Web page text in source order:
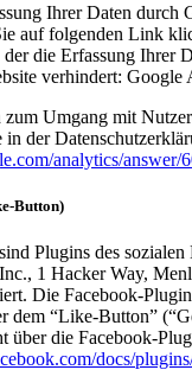
Ihrer Daten durch
auf folgenden Link
die Erfassung Ihrer
verhindert: Google
Umgang mit
der
analytics/answer/
Button)
Plugins des
1 Hacker Way,
Die Facebook-
dem “Like-Button”
über die Facebook-
docs/